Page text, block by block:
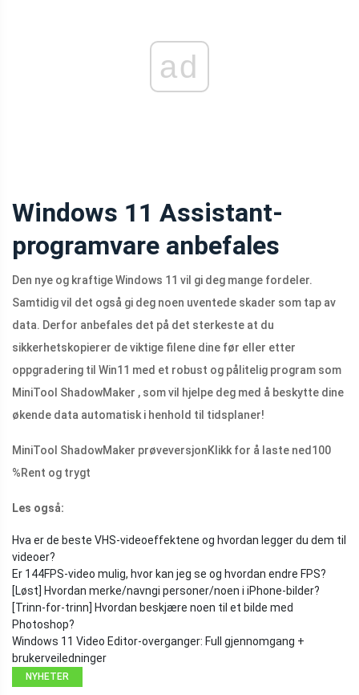
ad
Windows 11 Assistant-
programvare anbefales
Den nye og kraftige Windows 11 vil gi deg mange fordeler.
Samtidig vil det også gi deg noen uventede skader som tap av
data. Derfor anbefales det på det sterkeste at du
sikkerhetskopierer de viktige filene dine før eller etter
oppgradering til Win11 med et robust og pålitelig program som
MiniTool ShadowMaker , som vil hjelpe deg med å beskytte dine
økende data automatisk i henhold til tidsplaner!
MiniTool ShadowMaker prøveversjonKlikk for å laste ned 100
%Rent og trygt
Les også:
Hva er de beste VHS-videoeffektene og hvordan legger du dem til
videoer?
Er 144FPS-video mulig, hvor kan jeg se og hvordan endre FPS?
[Løst] Hvordan merke/navngi personer/noen i iPhone-bilder?
[Trinn-for-trinn] Hvordan beskjære noen til et bilde med
Photoshop?
Windows 11 Video Editor-overganger: Full gjennomgang +
brukerveiledninger
NYHETER